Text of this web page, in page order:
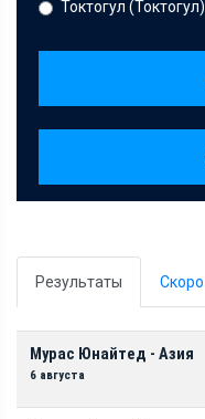
Токтогул (Токтогул)
Результаты Скоро
Мурас Юнайтед - Азия
6 августа